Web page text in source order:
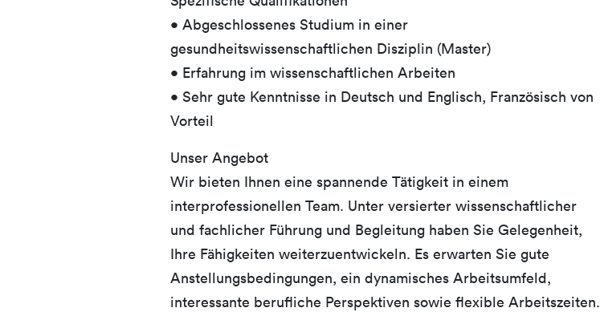
• Abgeschlossenes Studium in einer
gesundheitswissenschaftlichen Disziplin (Master)
• Erfahrung im wissenschaftlichen Arbeiten
• Sehr gute Kenntnisse in Deutsch und Englisch, Französisch von
Vorteil
Unser Angebot
Wir bieten Ihnen eine spannende Tätigkeit in einem
interprofessionellen Team. Unter versierter wissenschaftlicher
und fachlicher Führung und Begleitung haben Sie Gelegenheit,
Ihre Fähigkeiten weiterzuentwickeln. Es erwarten Sie gute
Anstellungsbedingungen, ein dynamisches Arbeitsumfeld,
interessante berufliche Perspektiven sowie flexible Arbeitszeiten.